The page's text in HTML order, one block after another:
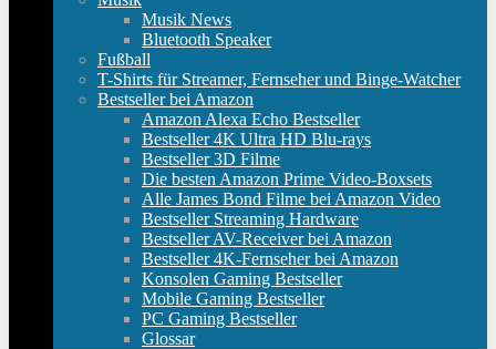
Musik News
Bluetooth Speaker
Fußball
T-Shirts für Streamer, Fernseher und Binge-Watcher
Bestseller bei Amazon
Amazon Alexa Echo Bestseller
Bestseller 4K Ultra HD Blu-rays
Bestseller 3D Filme
Die besten Amazon Prime Video-Boxsets
Alle James Bond Filme bei Amazon Video
Bestseller Streaming Hardware
Bestseller AV-Receiver bei Amazon
Bestseller 4K-Fernseher bei Amazon
Konsolen Gaming Bestseller
Mobile Gaming Bestseller
PC Gaming Bestseller
Glossar